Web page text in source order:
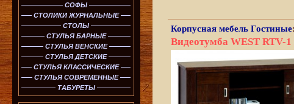
СОФЫ
СТОЛИКИ ЖУРНАЛЬНЫЕ
СТОЛЫ
СТУЛЬЯ БАРНЫЕ
СТУЛЬЯ ВЕНСКИЕ
СТУЛЬЯ ДЕТСКИЕ
СТУЛЬЯ КЛАССИЧЕСКИЕ
СТУЛЬЯ СОВРЕМЕННЫЕ
ТАБУРЕТЫ
Корпусная мебель Гостиные:
Видеотумба WEST RTV-